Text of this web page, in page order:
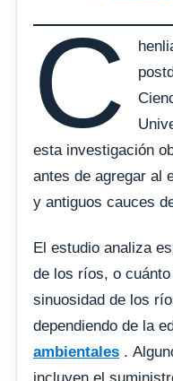
C
esta investigación
antes de agregar al
y antiguos cauces
El estudio analiza
de los ríos, o
sinuosidad de los
dependiendo de la
ambientales .